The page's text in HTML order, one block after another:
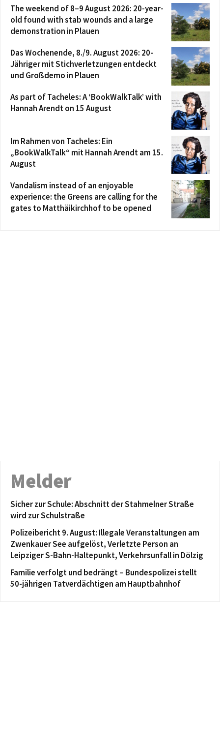
The weekend of 8–9 August 2026: 20-year-
old found with stab wounds and a large
demonstration in Plauen
Das Wochenende, 8./9. August 2026: 20-
Jähriger mit Stichverletzungen entdeckt
und Großdemo in Plauen
As part of Tacheles: A ‘BookWalkTalk’ with
Hannah Arendt on 15 August
Im Rahmen von Tacheles: Ein
„BookWalkTalk“ mit Hannah Arendt am 15.
August
Vandalism instead of an enjoyable
experience: the Greens are calling for the
gates to Matthäikirchhof to be opened
Melder
Sicher zur Schule: Abschnitt der Stahmelner Straße
wird zur Schulstraße
Polizeibericht 9. August: Illegale Veranstaltungen am
Zwenkauer See aufgelöst, Verletzte Person an
Leipziger S-Bahn-Haltepunkt, Verkehrsunfall in Dölzig
Familie verfolgt und bedrängt – Bundespolizei stellt
50-jährigen Tatverdächtigen am Hauptbahnhof